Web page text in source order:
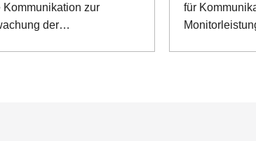
Kommunikation zur
der
für